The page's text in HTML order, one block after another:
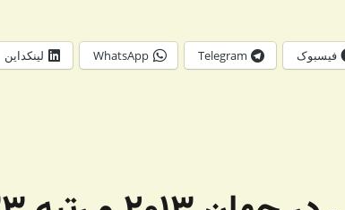
فیسبوک Telegram
WhatsApp لینکداین